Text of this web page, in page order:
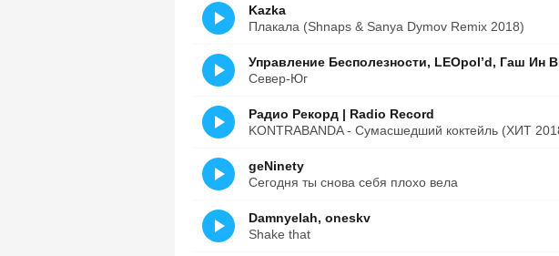
Kazka
Плакала (Shnaps & Sanya Dymov Remix 2018)
Управление Бесполезности, LEOpol’d, Гаш Ин
Север-Юг
Радио Рекорд | Radio Record
KONTRABANDA - Сумасшедший коктейль (ХИТ
geNinety
Сегодня ты снова себя плохо вела
Damnyelah, oneskv
Shake that